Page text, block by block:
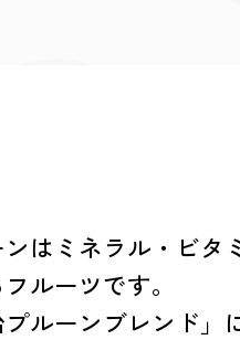
ンはミネラル・ビタ
ルーツです。
プルーンブレンド」